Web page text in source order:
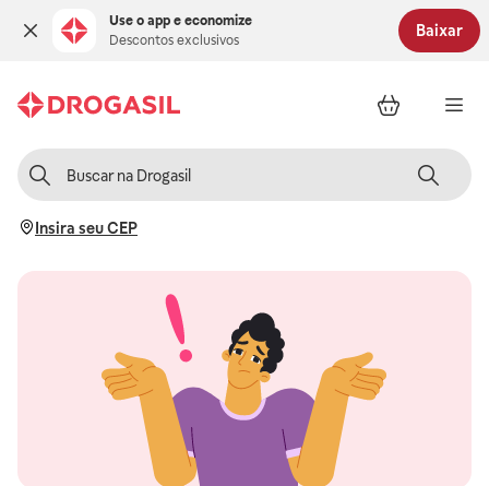
Use o app e economize
Descontos exclusivos
Baixar
Insira seu CEP